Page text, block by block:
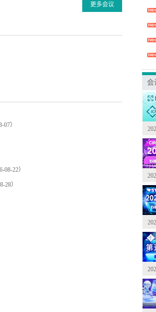
更多会议
07）
08-22）
28）
会